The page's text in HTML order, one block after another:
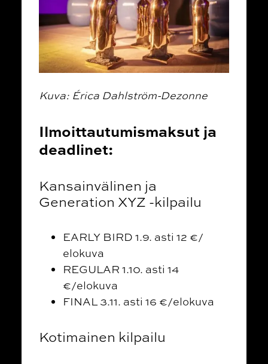
Kuva: Érica Dahlström-Dezonne
Ilmoittautumismaksut ja
deadlinet:
Kansainvälinen ja
Generation XYZ -kilpailu
EARLY BIRD 1.9. asti 12 €/
elokuva
REGULAR 1.10. asti 14
€/elokuva
FINAL 3.11. asti 16 €/elokuva
Kotimainen kilpailu